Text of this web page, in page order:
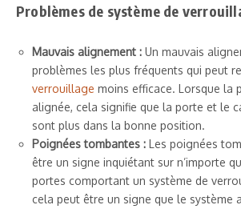
Problèmes de système de
Mauvais alignement : Un mauvais
problèmes les plus fréquents qui peut
verrouillage moins efficace. Lorsque la
alignée, cela signifie que la porte et le
sont plus dans la bonne position.
Poignées tombantes : Les poignées
être un signe inquiétant sur n’importe
portes comportant un système de
cela peut être un signe que le système